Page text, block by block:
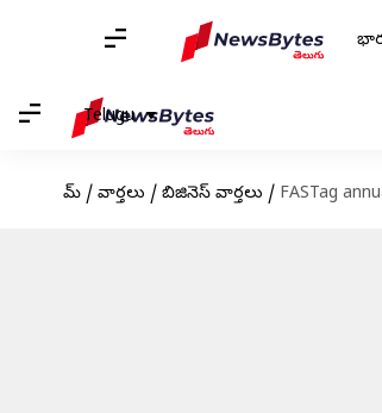
Telugu
హోమ్ / వార్తలు / బిజినెస్ వార్తలు / FASTag